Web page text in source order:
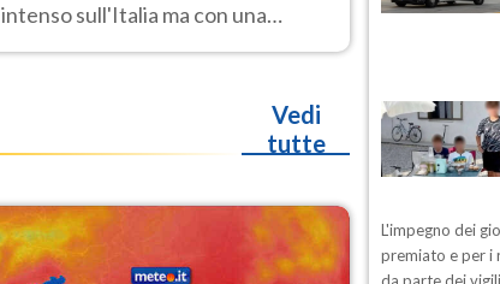
intenso sull'Italia ma con una
Vedi
tutte
L'impegno dei
premiato e per i